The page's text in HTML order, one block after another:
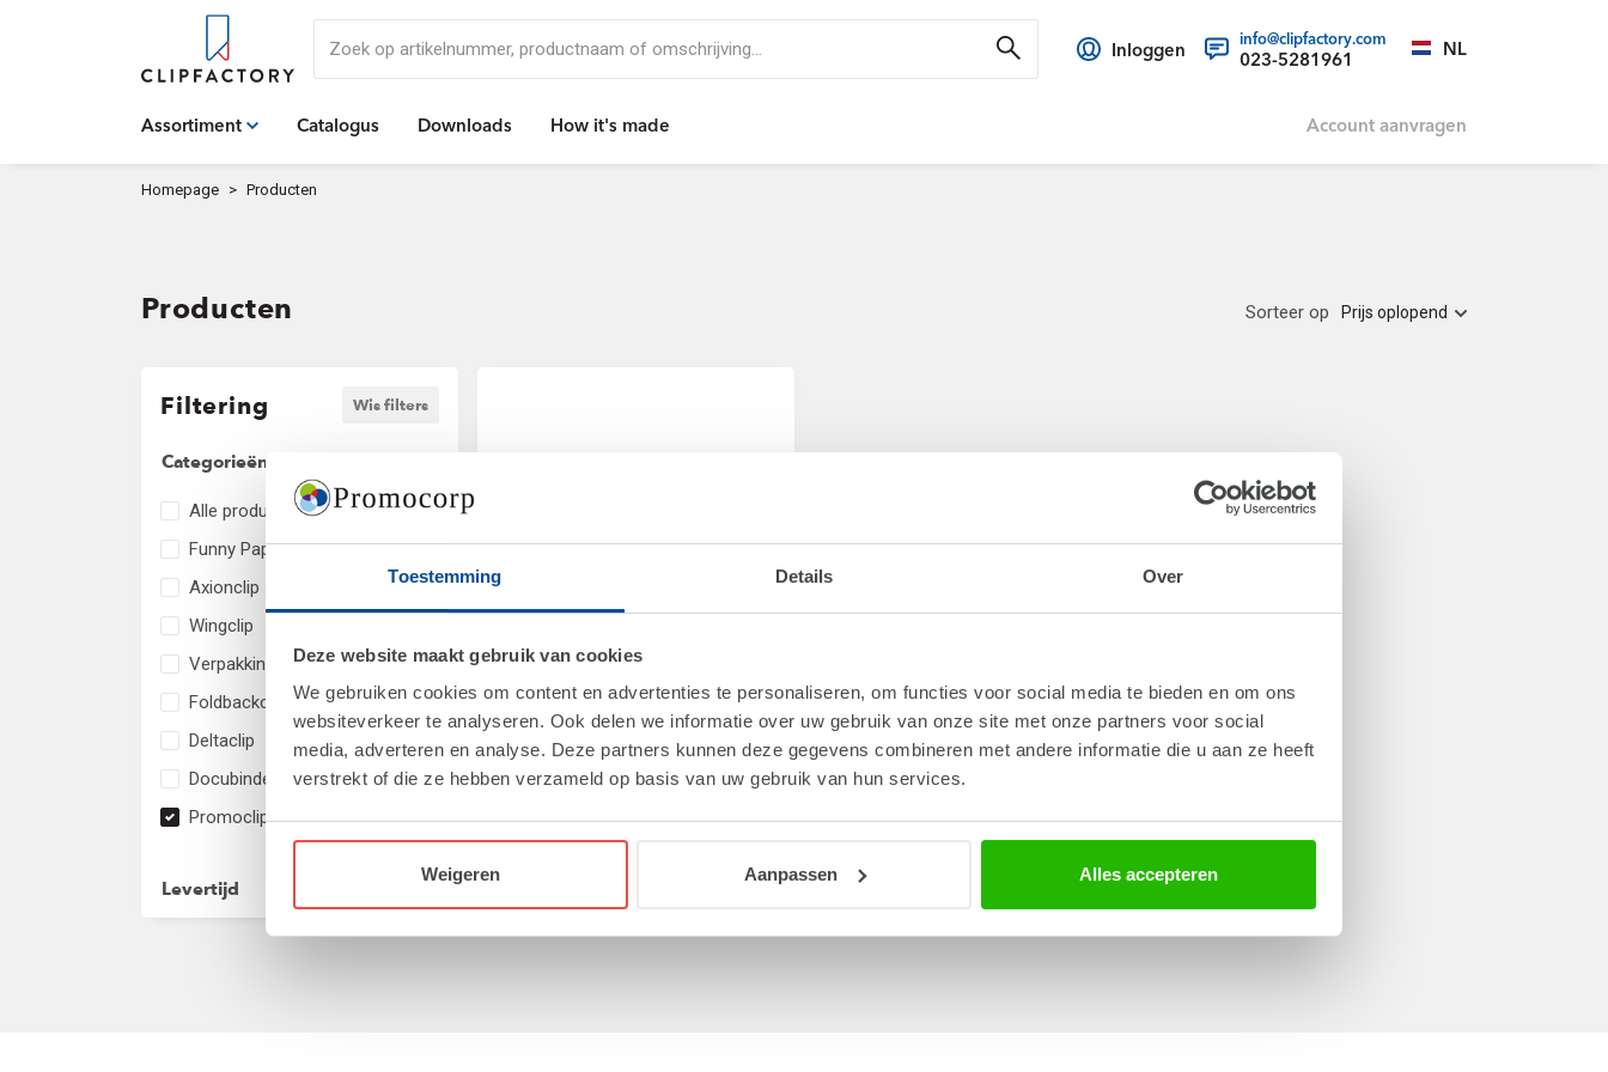
Toestemming Details Over
Deze website maakt gebruik van cookies
We gebruiken cookies om content en advertenties te personaliseren, om functies voor social media te bieden en om ons
websiteverkeer te analyseren. Ook delen we informatie over uw gebruik van onze site met onze partners voor social
media, adverteren en analyse. Deze partners kunnen deze gegevens combineren met andere informatie die u aan ze heeft
verstrekt of die ze hebben verzameld op basis van uw gebruik van hun services.
Weigeren Aanpassen Alles accepteren
Inloggen
info@clipfactory.com
023-5281961 NL
Assortiment Catalogus Downloads How it's made Account aanvragen
Homepage Producten
Producten Sorteer op
Filtering Wis filters
Categorieën
Alle producten
Funny Paperclips Retail
Axionclip
Wingclip
Verpakkingen
Foldbackclip
Deltaclip
Docubinder
Promoclip
Levertijd
Art.PC01
Promoclip
Vanaf€ 0,162